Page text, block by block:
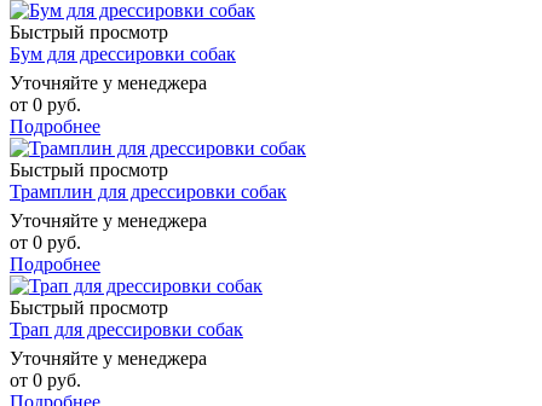
Быстрый просмотр
Бум для дрессировки собак
Уточняйте у менеджера
от 0 руб.
Подробнее
Быстрый просмотр
Трамплин для дрессировки собак
Уточняйте у менеджера
от 0 руб.
Подробнее
Быстрый просмотр
Трап для дрессировки собак
Уточняйте у менеджера
от 0 руб.
Подробнее